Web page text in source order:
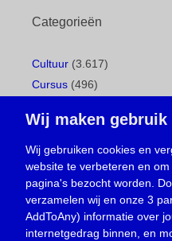
Categorieën
Cultuur (3.617)
Cursus (496)
Gemeentepagina(104)
Ingezonden brief(537)
Media(156)
Nieuws (23.329)
Oproep(734)
Wij maken
Wij gebruiken cookies en
website te verbeteren en
pagina's bezocht worden.
verzamelen wij en onze 3
AddToAny) informatie over
internetgedrag binnen, en